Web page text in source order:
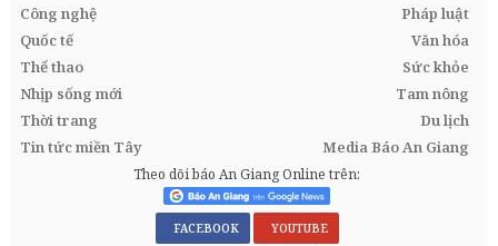
Công nghệ
Pháp luật
Quốc tế
Văn hóa
Thể thao
Sức khỏe
Nhịp sống mới
Tam nông
Thời trang
Du lịch
Tin tức miền Tây
Media Báo An Giang
Theo dõi báo An Giang Online trên:
FACEBOOK YOUTUBE